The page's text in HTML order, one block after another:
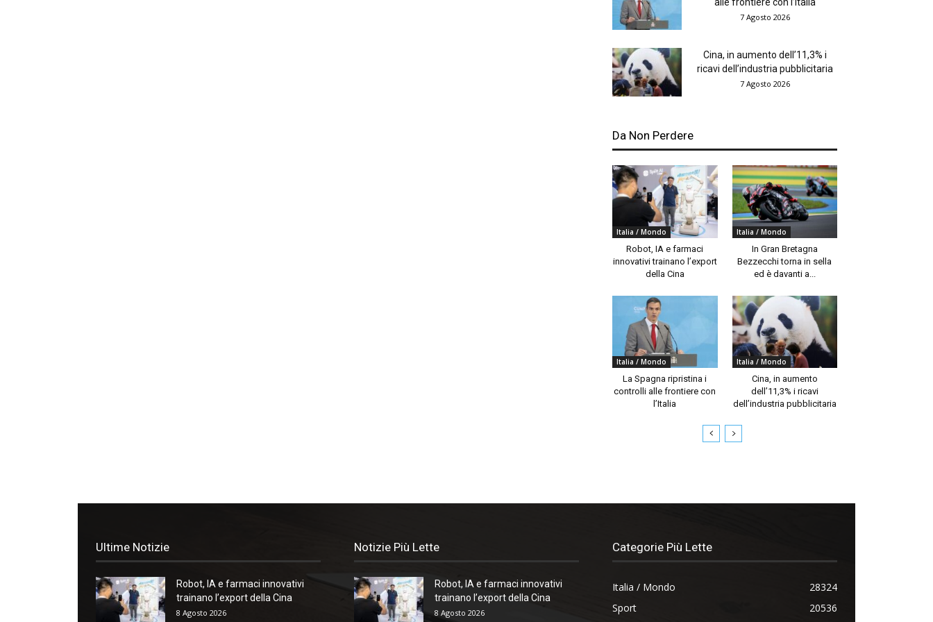
alle frontiere con l’Italia
7 Agosto 2026
Cina, in aumento dell’11,3% i
ricavi dell’industria pubblicitaria
7 Agosto 2026
Da Non Perdere
Italia / Mondo
Robot, IA e farmaci
innovativi trainano l’export
della Cina
Italia / Mondo
In Gran Bretagna
Bezzecchi torna in sella
ed è davanti a...
Italia / Mondo
La Spagna ripristina i
controlli alle frontiere con
l’Italia
Italia / Mondo
Cina, in aumento
dell’11,3% i ricavi
dell’industria pubblicitaria
Ultime Notizie
Robot, IA e farmaci innovativi
trainano l’export della Cina
8 Agosto 2026
Notizie Più Lette
Robot, IA e farmaci innovativi
trainano l’export della Cina
8 Agosto 2026
Categorie Più Lette
Italia / Mondo
28324
Sport
20536